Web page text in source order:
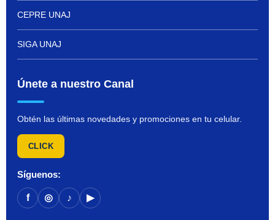
CEPRE UNAJ
SIGA UNAJ
Únete a nuestro Canal
Obtén las últimas novedades y promociones en tu celular.
CLICK
Síguenos:
f ◎ ♪ ▶